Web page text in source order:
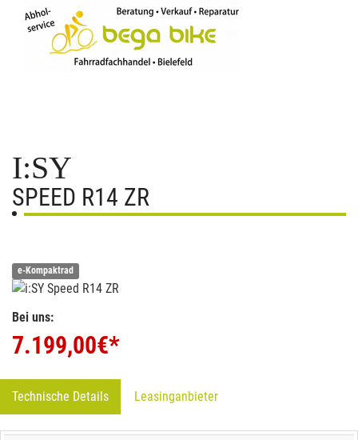
I:SY
SPEED R14 ZR
e-Kompaktrad
Bei uns:
7.199,00€*
Technische Details Leasinganbieter